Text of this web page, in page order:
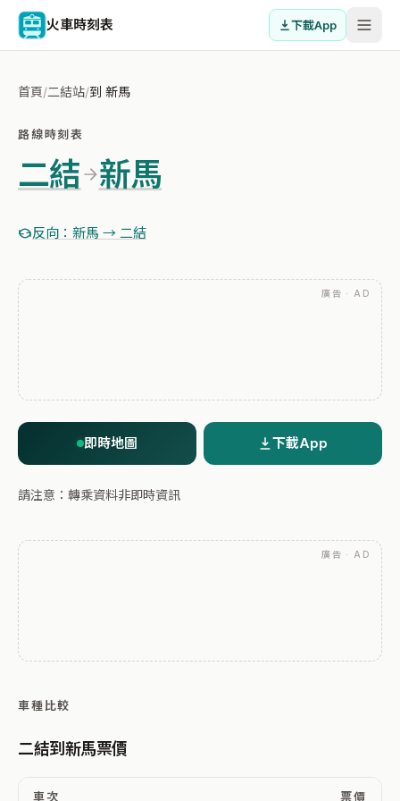
火車時刻表 下載App
首頁/二結站/到 新馬
路線時刻表
二結 新馬
反向：新馬 → 二結
廣告 · AD
即時地圖 下載App
請注意：轉乘資料非即時資訊
廣告 · AD
車種比較
二結到新馬票價
車次 票價